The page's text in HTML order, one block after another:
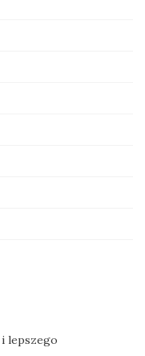
lepszego